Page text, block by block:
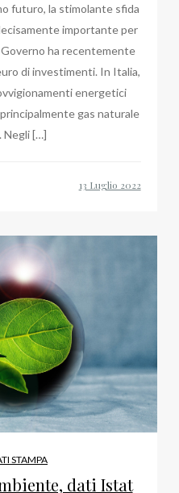
futuro, la stimolante sfida
importante per
ha recentemente
di investimenti. In Italia,
energetici
gas naturale
Negli […]
STAMPA
dati Istat